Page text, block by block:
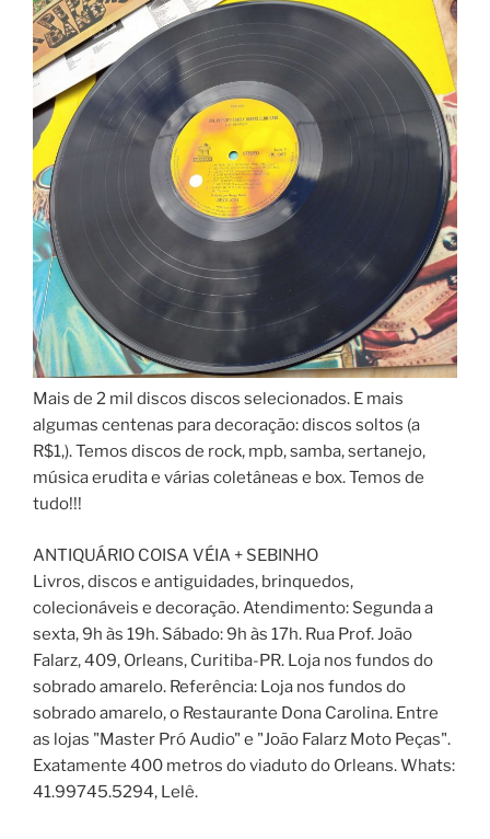
Mais de 2 mil discos discos selecionados. E mais
algumas centenas para decoração: discos soltos (a
R$1,). Temos discos de rock, mpb, samba, sertanejo,
música erudita e várias coletâneas e box. Temos de
tudo!!!
ANTIQUÁRIO COISA VÉIA + SEBINHO
Livros, discos e antiguidades, brinquedos,
colecionáveis e decoração. Atendimento: Segunda a
sexta, 9h às 19h. Sábado: 9h às 17h. Rua Prof. João
Falarz, 409, Orleans, Curitiba-PR. Loja nos fundos do
sobrado amarelo. Referência: Loja nos fundos do
sobrado amarelo, o Restaurante Dona Carolina. Entre
as lojas "Master Pró Audio" e "João Falarz Moto Peças".
Exatamente 400 metros do viaduto do Orleans. Whats:
41.99745.5294, Lelê.